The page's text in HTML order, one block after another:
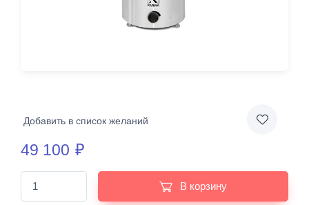
Добавить в список желаний
49 100 ₽
В корзину